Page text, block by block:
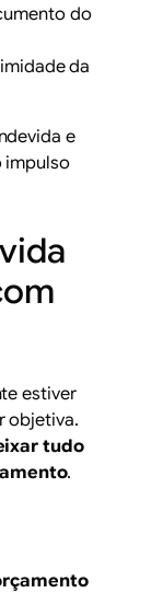
do
da
e
impulso
estiver
objetiva.
tudo
.